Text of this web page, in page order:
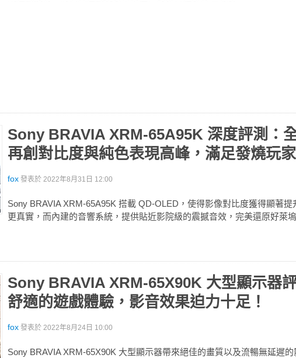
Sony BRAVIA XRM-65A95K 深度評測：
再創對比度與純色表現高峰，滿足發燒玩
fox 發表於 2022年8月31日 12:00
Sony BRAVIA XRM-65A95K 搭載 QD-OLED，使得影像對比度獲得顯著
更真實，而內建的音響系統，提供貼近影院級的震撼音效，完美還原好萊
Sony BRAVIA XRM-65X90K 大型顯示器
舒適的遊戲體驗，影音效果迫力十足！
fox 發表於 2022年8月24日 10:00
Sony BRAVIA XRM-65X90K 大型顯示器帶來絕佳的畫質以及流暢無延遲